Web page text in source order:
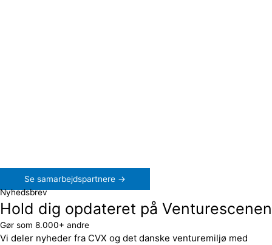
Se samarbejdspartnere →
Nyhedsbrev
Hold dig opdateret på Venturescenen
Gør som 8.000+ andre
Vi deler nyheder fra CVX og det danske venturemiljø med